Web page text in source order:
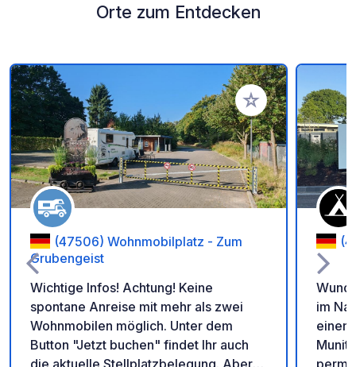
Orte zum Entdecken
Zu Ihren Favoriten
(47506) Wohnmobilplatz - Zum
Grubengeist
Wichtige Infos! Achtung! Keine
spontane Anreise mit mehr als zwei
Wohnmobilen möglich. Unter dem
Button "Jetzt buchen" findet Ihr auch
im